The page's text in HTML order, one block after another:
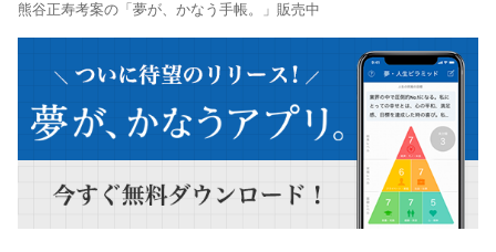
熊谷正寿考案の「夢が、かなう手帳。」販売中